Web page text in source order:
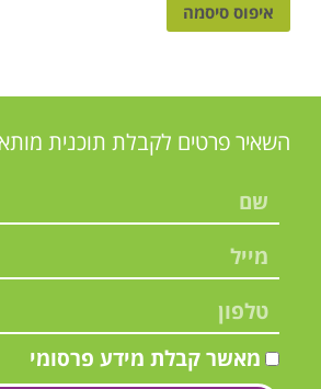
איפוס סיסמה
השאיר פרטים לקבלת תוכנית
מאשר קבלת מידע פרסומי